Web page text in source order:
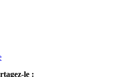
le :